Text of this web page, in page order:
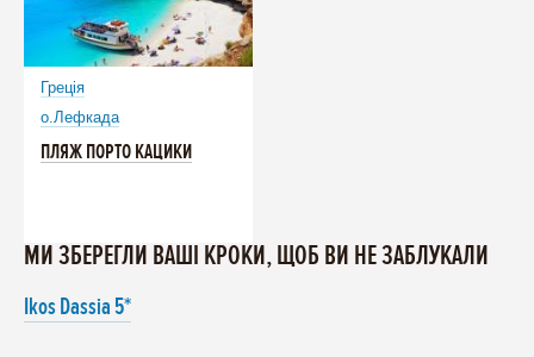
Греція
о.Лефкада
ПЛЯЖ ПОРТО КАЦИКИ
МИ ЗБЕРЕГЛИ ВАШІ КРОКИ, ЩОБ ВИ НЕ ЗАБЛУКАЛИ
Ikos Dassia 5*